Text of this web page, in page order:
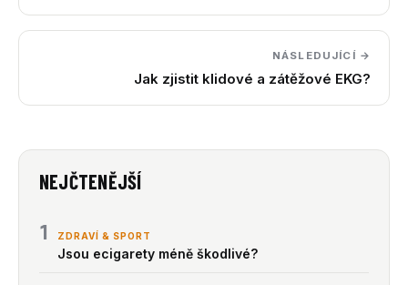
NÁSLEDUJÍCÍ →
Jak zjistit klidové a zátěžové EKG?
NEJČTENĚJŠÍ
1 ZDRAVÍ & SPORT
Jsou ecigarety méně škodlivé?